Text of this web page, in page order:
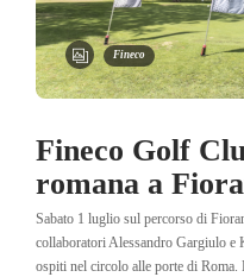
Fineco
Fineco Golf
romana a
Sabato 1 luglio sul percorso di
collaboratori Alessandro Gargiulo e
ospiti nel circolo alle porte di Roma.